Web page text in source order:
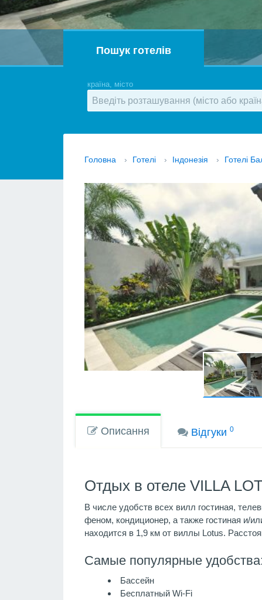
Пошук готелів
країна, місто
Головна › Готелі › Індонезія › Готелі
Описання Вiдгуки0
Отдых в отеле VILLA
В числе удобств всех вилл гостиная,
феном, кондиционер, а также гостиная и/
находится в 1,9 км от виллы Lotus.
Самые популярные удобства:
Бассейн
Бесплатный Wi-Fi